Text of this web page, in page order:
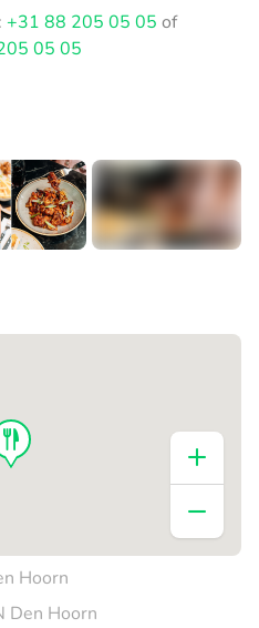
+31 88 205 05 05 of
05 05
Hoorn
Den Hoorn